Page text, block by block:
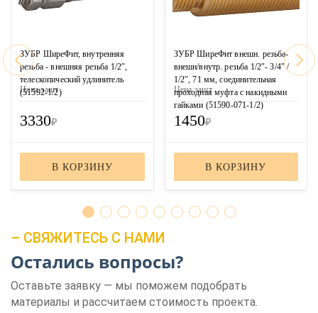
ЗУБР ШиреФит, внутренняя
резьба - внешняя резьба 1/2″,
телескопический удлинитель
(51592-1/2)
Цена зашт
3330₽
В КОРЗИНУ
ЗУБР ШиреФит внешн. резьба-
внешн/внутр. резьба 1/2″- 3/4″ /
1/2″, 71 мм, соединительная
проходная муфта с накидными
гайками (51590-071-1/2)
Цена зашт
1450₽
В КОРЗИНУ
– СВЯЖИТЕСЬ С НАМИ
Остались вопросы?
Оставьте заявку — мы поможем подобрать
материалы и рассчитаем стоимость проекта.